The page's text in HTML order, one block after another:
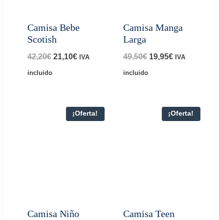
Camisa Bebe
Scotish
42,20€ El
42,20€.
21,10€El
IVA
incluido
Camisa Manga
Larga
49,50€ El
49,50€.
19,95€El
IVA
incluido
¡Oferta!
Camisa Niño
¡Oferta!
Camisa Teen